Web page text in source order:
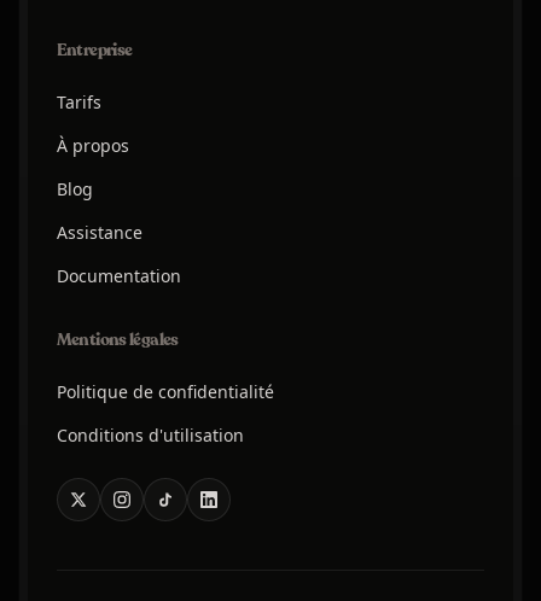
Entreprise
Tarifs
À propos
Blog
Assistance
Documentation
Mentions légales
Politique de confidentialité
Conditions d'utilisation